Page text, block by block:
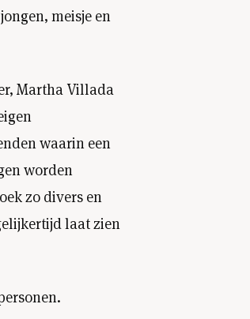
meisje en
Martha Villada
waarin een
worden
zo divers en
laat zien